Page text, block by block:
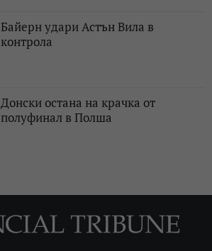
Байерн удари Астън Вила в
контрола
Донски остана на крачка от
полуфинал в Полша